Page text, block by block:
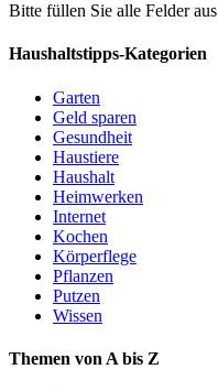
Bitte füllen Sie alle Felder aus
Haushaltstipps-Kategorien
Garten
Geld sparen
Gesundheit
Haustiere
Haushalt
Heimwerken
Internet
Kochen
Körperflege
Pflanzen
Putzen
Wissen
Themen von A bis Z